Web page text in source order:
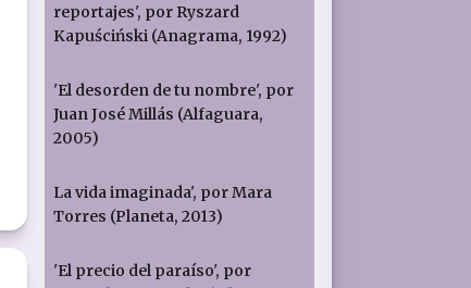
reportajes', por Ryszard
Kapuściński (Anagrama, 1992)
'El desorden de tu nombre', por
Juan José Millás (Alfaguara,
2005)
La vida imaginada', por Mara
Torres (Planeta, 2013)
'El precio del paraíso', por